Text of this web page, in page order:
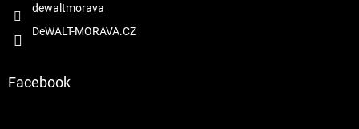
dewaltmorava
DeWALT-MORAVA.CZ
Facebook